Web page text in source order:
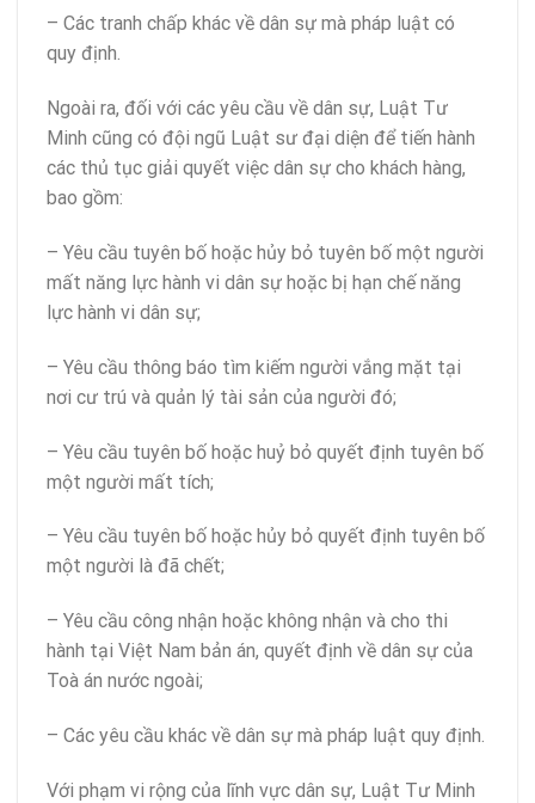
– Các tranh chấp khác về dân sự mà pháp luật có
quy định.
Ngoài ra, đối với các yêu cầu về dân sự, Luật Tư
Minh cũng có đội ngũ Luật sư đại diện để tiến hành
các thủ tục giải quyết việc dân sự cho khách hàng,
bao gồm:
– Yêu cầu tuyên bố hoặc hủy bỏ tuyên bố một người
mất năng lực hành vi dân sự hoặc bị hạn chế năng
lực hành vi dân sự;
– Yêu cầu thông báo tìm kiếm người vắng mặt tại
nơi cư trú và quản lý tài sản của người đó;
– Yêu cầu tuyên bố hoặc huỷ bỏ quyết định tuyên bố
một người mất tích;
– Yêu cầu tuyên bố hoặc hủy bỏ quyết định tuyên bố
một người là đã chết;
– Yêu cầu công nhận hoặc không nhận và cho thi
hành tại Việt Nam bản án, quyết định về dân sự của
Toà án nước ngoài;
– Các yêu cầu khác về dân sự mà pháp luật quy định.
Với phạm vi rộng của lĩnh vực dân sự, Luật Tư Minh